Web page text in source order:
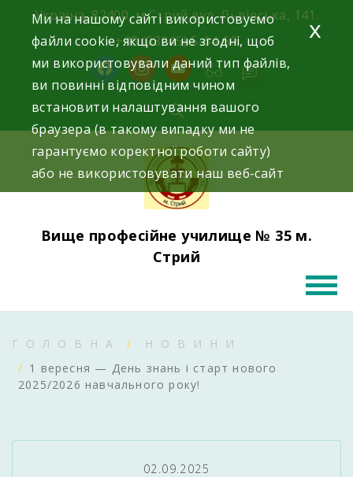
content
Україна, 82400, м.Стрий вул. Львівська, 141.
+38 (03245) 5-64-50
facebookinstagram
youtube
Вище професійне училище № 35 м.
Стрий
ГОЛОВНА
НОВИНИ
1 вересня — День знань і старт нового
2025/2026 навчального року!
02.09.2025
Ми на нашому сайті використовуємо
файли cookie, якщо ви не згодні, щоб
ми використовували даний тип файлів,
ви повинні відповідним чином
встановити налаштування вашого
браузера (в такому випадку ми не
гарантуємо коректної роботи сайту)
або не використовувати наш веб-сайт
x